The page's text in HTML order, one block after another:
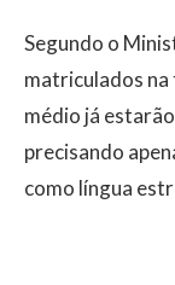
Segundo o
matriculados na
médio já
precisando
como língua